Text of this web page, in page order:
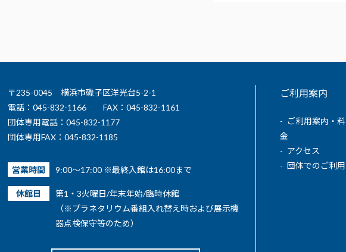
〒235-0045 横浜市磯子区洋光台5-2-1
電話：045-832-1166
FAX：045-832-1161
団体専用電話：045-832-1177
団体専用FAX：045-832-1185
営業時間 9:00～17:00 ※最終入館は16:00まで
休館日
第1・3火曜日/年末年始/臨時休館
（※プラネタリウム番組入れ替え時および展示機
器点検保守等のため）
ご利用案内
ご利用案内・料
金
アクセス
団体でのご利用